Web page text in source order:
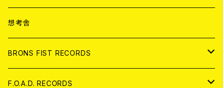
ANALOG
CD
アパレル
ANALOG
想考舎
BRONS FIST RECORDS
CD
F.O.A.D. RECORDS